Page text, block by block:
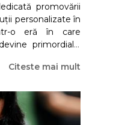
promovării
personalizate în
o eră în care
primordială,
de
durabile.
Citeste mai mult